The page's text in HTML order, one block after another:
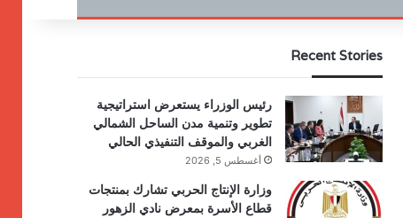
Recent Stories
رئيس الوزراء يستعرض استراتيجية
تطوير وتنمية مدن الساحل الشمالي
الغربي والموقف التنفيذي الحالي
أغسطس 5, 2026
وزارة الإنتاج الحربي تشارك بمنتجات
قطاع الأسرة بمعرض نادي الزهور